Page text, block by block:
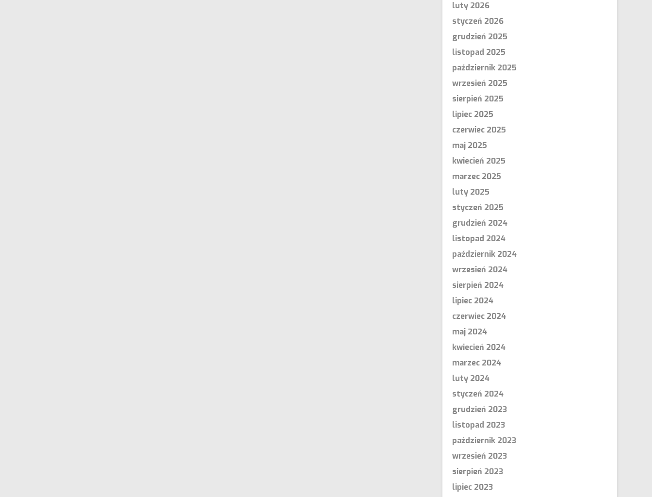
luty 2026
styczeń 2026
grudzień 2025
listopad 2025
październik 2025
wrzesień 2025
sierpień 2025
lipiec 2025
czerwiec 2025
maj 2025
kwiecień 2025
marzec 2025
luty 2025
styczeń 2025
grudzień 2024
listopad 2024
październik 2024
wrzesień 2024
sierpień 2024
lipiec 2024
czerwiec 2024
maj 2024
kwiecień 2024
marzec 2024
luty 2024
styczeń 2024
grudzień 2023
listopad 2023
październik 2023
wrzesień 2023
sierpień 2023
lipiec 2023